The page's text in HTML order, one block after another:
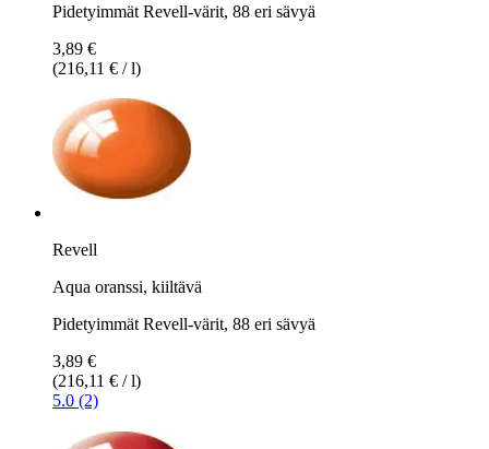
Pidetyimmät Revell-värit, 88 eri sävyä
3,89 €
(216,11 € / l)
Revell
Aqua oranssi, kiiltävä
Pidetyimmät Revell-värit, 88 eri sävyä
3,89 €
(216,11 € / l)
5.0 (2)